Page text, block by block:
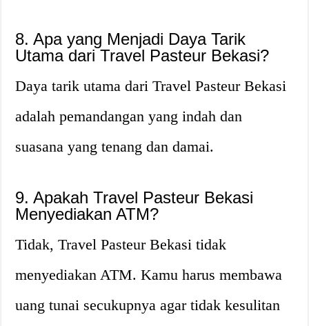
8. Apa yang Menjadi Daya Tarik
Utama dari Travel Pasteur Bekasi?
Daya tarik utama dari Travel Pasteur Bekasi
adalah pemandangan yang indah dan
suasana yang tenang dan damai.
9. Apakah Travel Pasteur Bekasi
Menyediakan ATM?
Tidak, Travel Pasteur Bekasi tidak
menyediakan ATM. Kamu harus membawa
uang tunai secukupnya agar tidak kesulitan